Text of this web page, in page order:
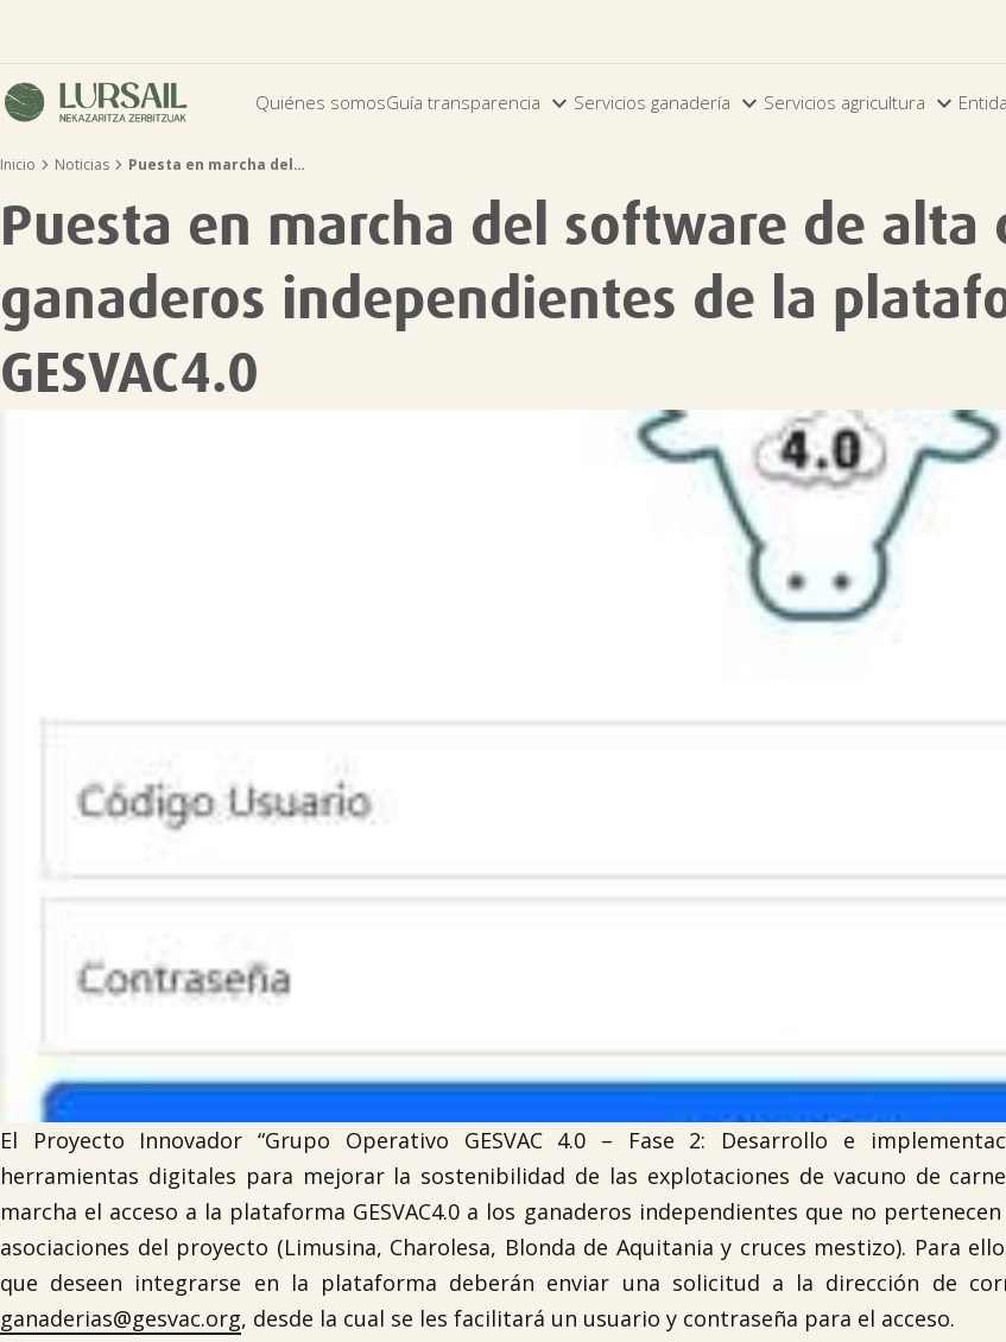
Quiénes somosGuía transparencia  Servicios ganadería  Servicios agricultura 
Inicio  Noticias  Puesta en marcha del…
Puesta en marcha del software de alta
ganaderos independientes de la
GESVAC4.0
El Proyecto Innovador “Grupo Operativo GESVAC 4.0 – Fase 2: Desarrollo e
herramientas digitales para mejorar la sostenibilidad de las explotaciones de vacuno de
marcha el acceso a la plataforma GESVAC4.0 a los ganaderos independientes que no
asociaciones del proyecto (Limusina, Charolesa, Blonda de Aquitania y cruces mestizo). Para
que deseen integrarse en la plataforma deberán enviar una solicitud a la dirección de
ganaderias@gesvac.org, desde la cual se les facilitará un usuario y contraseña para el acceso.